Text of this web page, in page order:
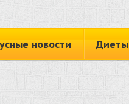
новости Диеты